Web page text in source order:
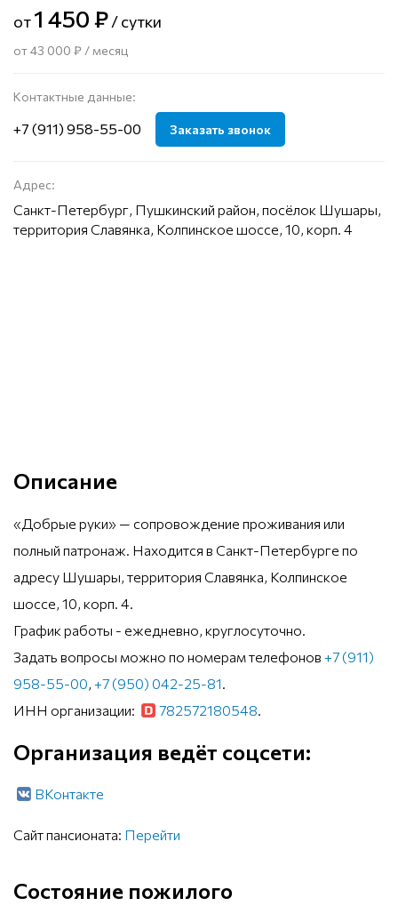
от1 450 ₽/ сутки
от 43 000 ₽ / месяц
Контактные данные:
+7 (911) 958-55-00 Заказать звонок
Адрес:
Санкт-Петербург, Пушкинский район, посёлок Шушары,
территория Славянка, Колпинское шоссе, 10, корп. 4
Описание
«Добрые руки» — сопровождение проживания или
полный патронаж. Находится в Санкт-Петербурге по
адресу Шушары, территория Славянка, Колпинское
шоссе, 10, корп. 4.
График работы - ежедневно, круглосуточно.
Задать вопросы можно по номерам телефонов +7 (911)
958-55-00, +7 (950) 042-25-81
ИНН организации:
782572180548
Организация ведёт соцсети:
ВКонтакте
Сайт пансионата: Перейти
Состояние пожилого